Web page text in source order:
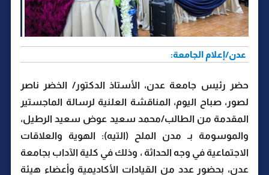
عدن/إعلام الجامعة:
حضر رئيس جامعة عدن، الأستاذ الدكتور/ الخضر ناصر
لصور، صباح اليوم، المناقشة العلنية لرسالة الماجستير
المقدمة من الطالب/محمد سعيد عوض سعيد الرطيل،
والموسومة بـ مدن الملح (التيه): الهوية والعلاقات
الاجتماعية في وجه الحداثة ، وذلك في كلية الآداب بجامعة
عدن، بحضور عدد من القيادات الأكاديمية وأعضاء هيئة